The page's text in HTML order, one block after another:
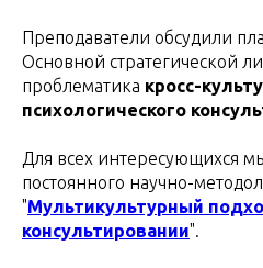
Преподаватели обсудили
Основной стратегической
проблематика кросс-
психологического
Для всех интересующихся
постоянного научно-
"Мультикультурный
консультировании".